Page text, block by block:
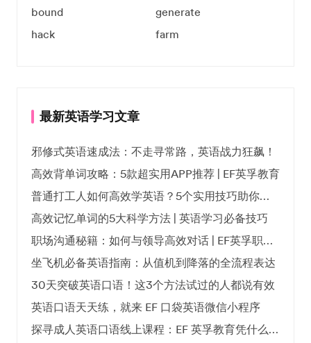
bound
generate
hack
farm
最新英语学习文章
邪修式英语速成法：不走寻常路，英语战力狂飙！
高效背单词攻略：5款超实用APP推荐 | EF英孚教育
普通打工人如何高效学英语？5个实用技巧助你突破职场瓶颈
高效记忆单词的5大科学方法 | 英语学习必备技巧
职场沟通秘籍：如何与领导高效对话 | EF英孚职场指南
坐飞机必备英语指南：从值机到降落的全流程表达
30天突破英语口语！这3个方法试过的人都说有效
英语口语天天练，就来 EF 口袋英语微信小程序
探寻成人英语口语线上课程：EF 英孚教育凭什么领航